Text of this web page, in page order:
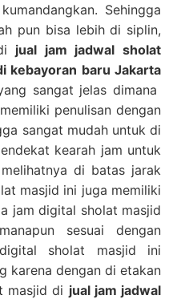
Sehingga
pun bisa lebih di siplin,
jual jam jadwal sholat
kebayoran baru Jakarta
sangat jelas dimana
penulisan dengan
sangat mudah untuk di
kearah jam untuk
di batas jarak
masjid ini juga memiliki
jam digital sholat masjid
sesuai dengan
sholat masjid ini
karena dengan di etakan
masjid di jual jam jadwal